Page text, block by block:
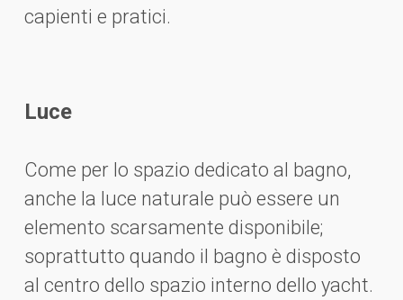
capienti e pratici.
Luce
Come per lo spazio dedicato al bagno,
anche la luce naturale può essere un
elemento scarsamente disponibile;
soprattutto quando il bagno è disposto
al centro dello spazio interno dello yacht.